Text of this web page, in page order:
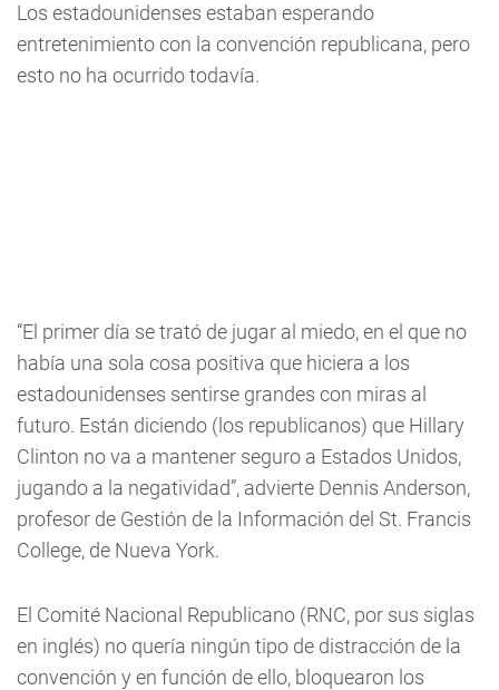
Los estadounidenses estaban esperando
entretenimiento con la convención republicana, pero
esto no ha ocurrido todavía.
“El primer día se trató de jugar al miedo, en el que no
había una sola cosa positiva que hiciera a los
estadounidenses sentirse grandes con miras al
futuro. Están diciendo (los republicanos) que Hillary
Clinton no va a mantener seguro a Estados Unidos,
jugando a la negatividad”, advierte Dennis Anderson,
profesor de Gestión de la Información del St. Francis
College, de Nueva York.
El Comité Nacional Republicano (RNC, por sus siglas
en inglés) no quería ningún tipo de distracción de la
convención y en función de ello, bloquearon los